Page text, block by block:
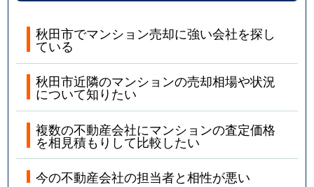
秋田市でマンション売却に強い会社を探し
ている
秋田市近隣のマンションの売却相場や状況
について知りたい
複数の不動産会社にマンションの査定価格
を相見積もりして比較したい
今の不動産会社の担当者と相性が悪い